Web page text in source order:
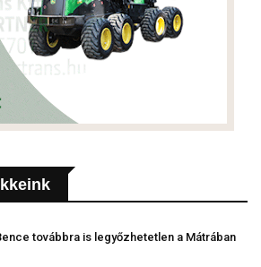
továbbra is legyőzhetetlen a Mátrában